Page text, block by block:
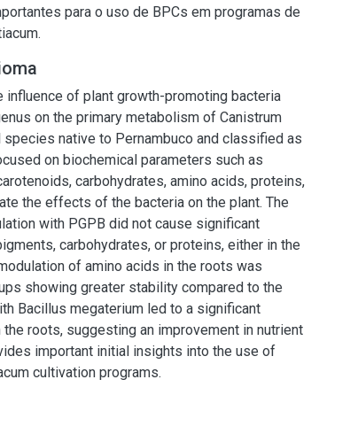
para o uso de BPCs em programas de
of plant growth-promoting bacteria
on the primary metabolism of Canistrum
species native to Pernambuco and classified as
on biochemical parameters such as
carbohydrates, amino acids, proteins,
the effects of the bacteria on the plant. The
with PGPB did not cause significant
carbohydrates, or proteins, either in the
of amino acids in the roots was
showing greater stability compared to the
Bacillus megaterium led to a significant
roots, suggesting an improvement in nutrient
important initial insights into the use of
cultivation programs.